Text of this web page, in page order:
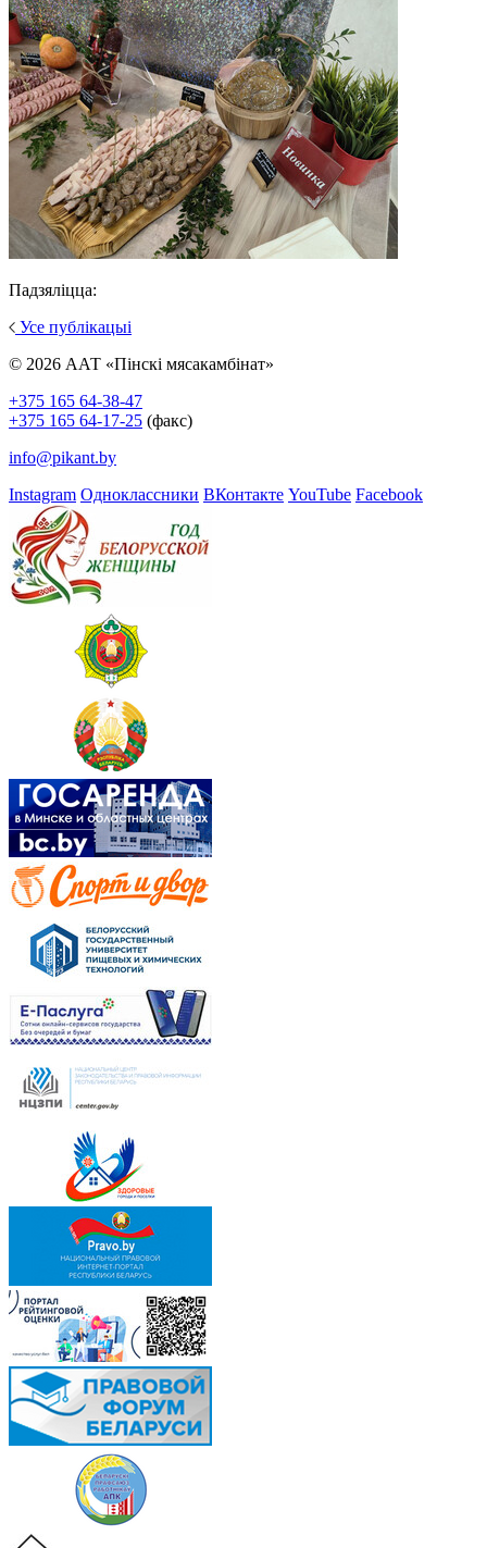
Падзяліцца:
Усе публікацыі
© 2026 ААТ «Пінскі мясакамбінат»
+375 165 64-38-47
+375 165 64-17-25 (факс)
info@pikant.by
Instagram Одноклассники ВКонтакте YouTube Facebook